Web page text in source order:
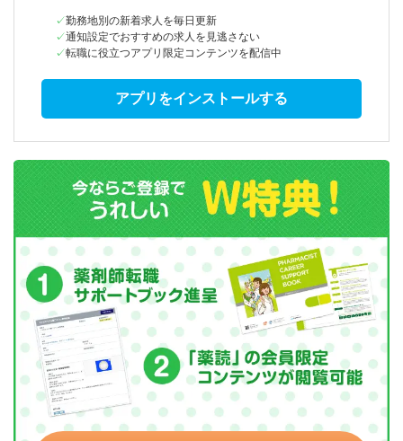
勤務地別の新着求人を毎日更新
通知設定でおすすめの求人を見逃さない
転職に役立つアプリ限定コンテンツを配信中
アプリをインストールする